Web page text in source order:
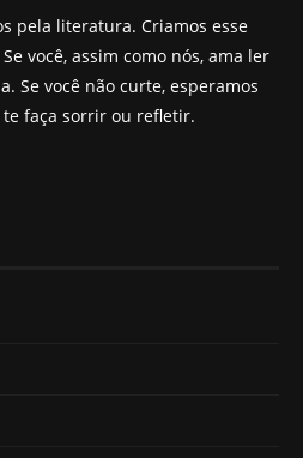
pela literatura. Criamos esse
você, assim como nós, ama ler
Se você não curte, esperamos
faça sorrir ou refletir.